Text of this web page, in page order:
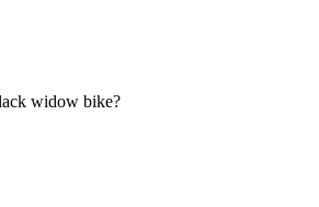
widow bike?